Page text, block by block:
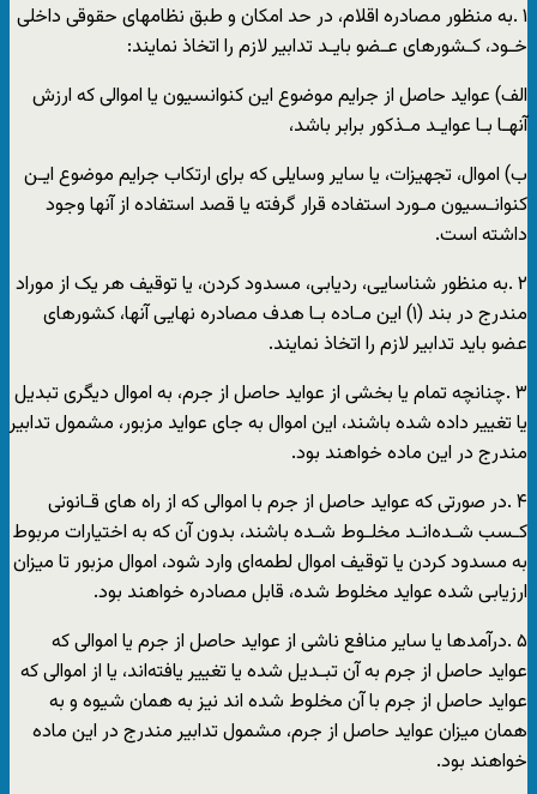
١ .به منظور مصادره اقلام، در حد امکان و طبق نظامهای حقوقی داخلی
خـود، کـشورهای عـضو بایـد تدابیر لازم را اتخاذ نمایند:
الف) عواید حاصل از جرایم موضوع این کنوانسیون یا اموالی که ارزش
آنهـا بـا عوایـد مـذکور برابر باشد،
ب) اموال، تجهیزات، یا سایر وسایلی که برای ارتکاب جرایم موضوع ایـن
کنوانـسیون مـورد استفاده قرار گرفته یا قصد استفاده از آنها وجود
داشته است.
۲ .به منظور شناسایی، ردیابی، مسدود کردن، یا توقیف هر یک از موراد
مندرج در بند (١) این مـاده بـا هدف مصادره نهایی آنها، کشورهای
عضو باید تدابیر لازم را اتخاذ نمایند.
٣ .چنانچه تمام یا بخشی از عواید حاصل از جرم، به اموال دیگری تبدیل
یا تغییر داده شده باشند، این اموال به جای عواید مزبور، مشمول تدابیر
مندرج در این ماده خواهند بود.
۴ .در صورتی که عواید حاصل از جرم با اموالی که از راه های قـانونی
کـسب شـده‌انـد مخلـوط شـده باشند، بدون آن که به اختیارات مربوط
به مسدود کردن یا توقیف اموال لطمه‌ای وارد شود، اموال مزبور تا میزان
ارزیابی شده عواید مخلوط شده، قابل مصادره خواهند بود.
۵ .درآمدها یا سایر منافع ناشی از عواید حاصل از جرم یا اموالی که
عواید حاصل از جرم به آن تبـدیل شده یا تغییر یافته‌اند، یا از اموالی که
عواید حاصل از جرم با آن مخلوط شده اند نیز به همان شیوه و به
همان میزان عواید حاصل از جرم، مشمول تدابیر مندرج در این ماده
خواهند بود.